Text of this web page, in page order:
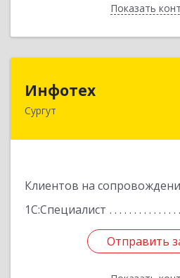
ПоказатьНазад
Инфотех
Сургут
Клиентов на
1С:Специалист
Отправить
628400, Ханты-
Отправить